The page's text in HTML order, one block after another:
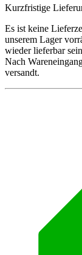
Kurzfristige
Es ist keine
unserem Lager
wieder lieferbar
Nach
versandt.